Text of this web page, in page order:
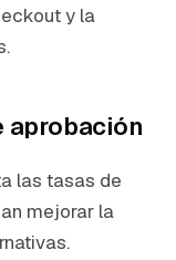
y la
aprobación
las tasas de
mejorar la